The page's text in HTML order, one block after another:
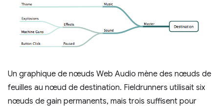
Un graphique de nœuds Web Audio mène des nœuds de
feuilles au nœud de destination. Fieldrunners utilisait six
nœuds de gain permanents, mais trois suffisent pour